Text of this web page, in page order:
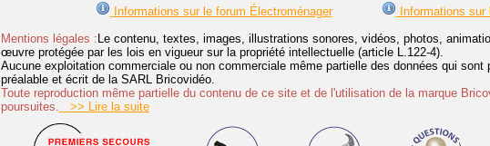
Informations sur le forum Électroménager Informations sur
Mentions légales :Le contenu, textes, images, illustrations sonores, vidéos, photos,
œuvre protégée par les lois en vigueur sur la propriété intellectuelle (article L.122-4).
Aucune exploitation commerciale ou non commerciale même partielle des données qui
préalable et écrit de la SARL Bricovidéo.
Toute reproduction même partielle du contenu de ce site et de l'utilisation de la marque
poursuites.
>> Lire la suite